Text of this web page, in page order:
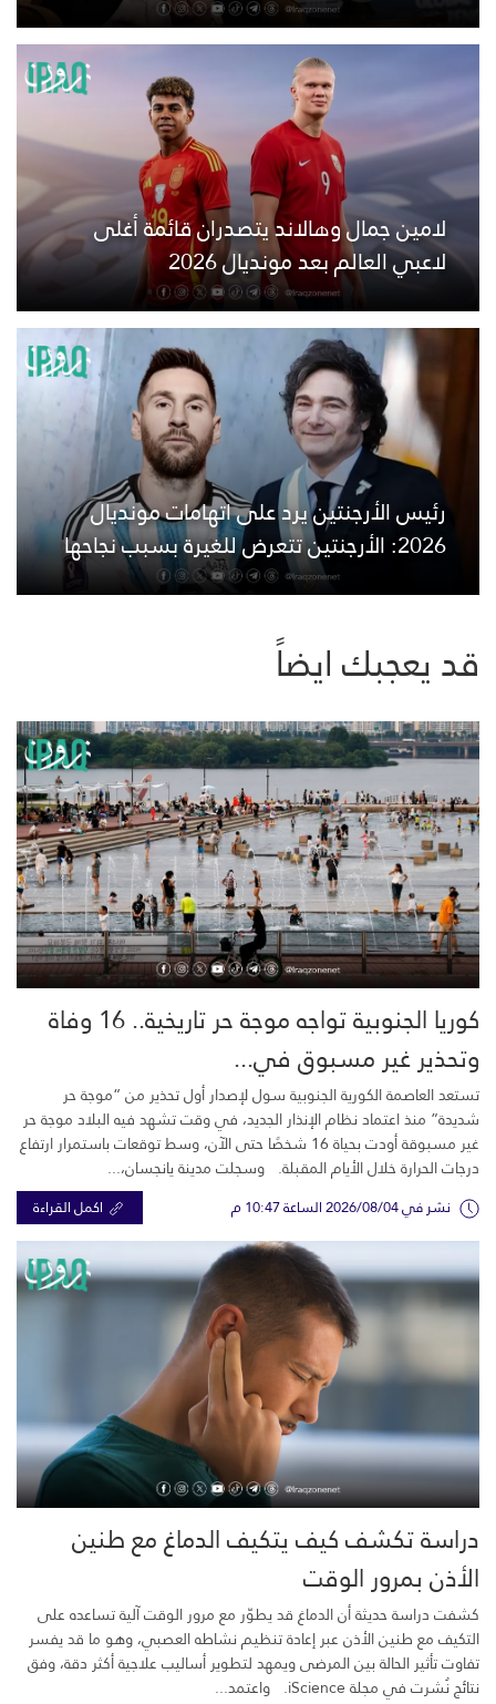
لامين جمال وهالاند يتصدران قائمة أغلى
لاعبي العالم بعد مونديال 2026
رئيس الأرجنتين يرد على اتهامات مونديال
2026: الأرجنتين تتعرض للغيرة بسبب نجاحها
قد يعجبك ايضاً
كوريا الجنوبية تواجه موجة حر تاريخية.. 16 وفاة
وتحذير غير مسبوق في...
تستعد العاصمة الكورية الجنوبية سول لإصدار أول تحذير من “موجة حر
شديدة” منذ اعتماد نظام الإنذار الجديد، في وقت تشهد فيه البلاد موجة حر
غير مسبوقة أودت بحياة 16 شخصًا حتى الآن، وسط توقعات باستمرار ارتفاع
درجات الحرارة خلال الأيام المقبلة. وسجلت مدينة يانجسان،...
نشر في 2026/08/04 الساعة 10:47 م اكمل القراءة
دراسة تكشف كيف يتكيف الدماغ مع طنين
الأذن بمرور الوقت
كشفت دراسة حديثة أن الدماغ قد يطوّر مع مرور الوقت آلية تساعده على
التكيف مع طنين الأذن عبر إعادة تنظيم نشاطه العصبي، وهو ما قد يفسر
تفاوت تأثير الحالة بين المرضى ويمهد لتطوير أساليب علاجية أكثر دقة، وفق
نتائج نُشرت في مجلة iScience. واعتمد...